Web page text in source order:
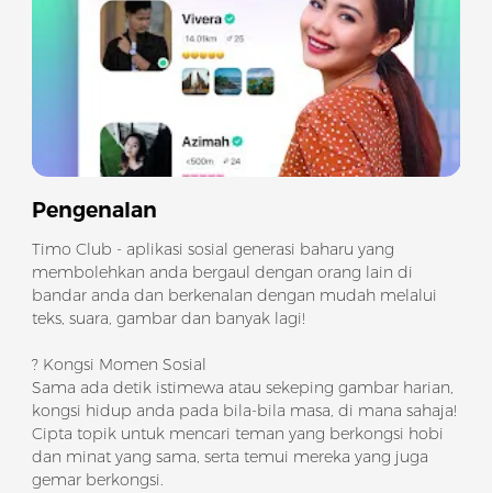
Pengenalan
Timo Club - aplikasi sosial generasi baharu yang
membolehkan anda bergaul dengan orang lain di
bandar anda dan berkenalan dengan mudah melalui
teks, suara, gambar dan banyak lagi!
? Kongsi Momen Sosial
Sama ada detik istimewa atau sekeping gambar harian,
kongsi hidup anda pada bila-bila masa, di mana sahaja!
Cipta topik untuk mencari teman yang berkongsi hobi
dan minat yang sama, serta temui mereka yang juga
gemar berkongsi.